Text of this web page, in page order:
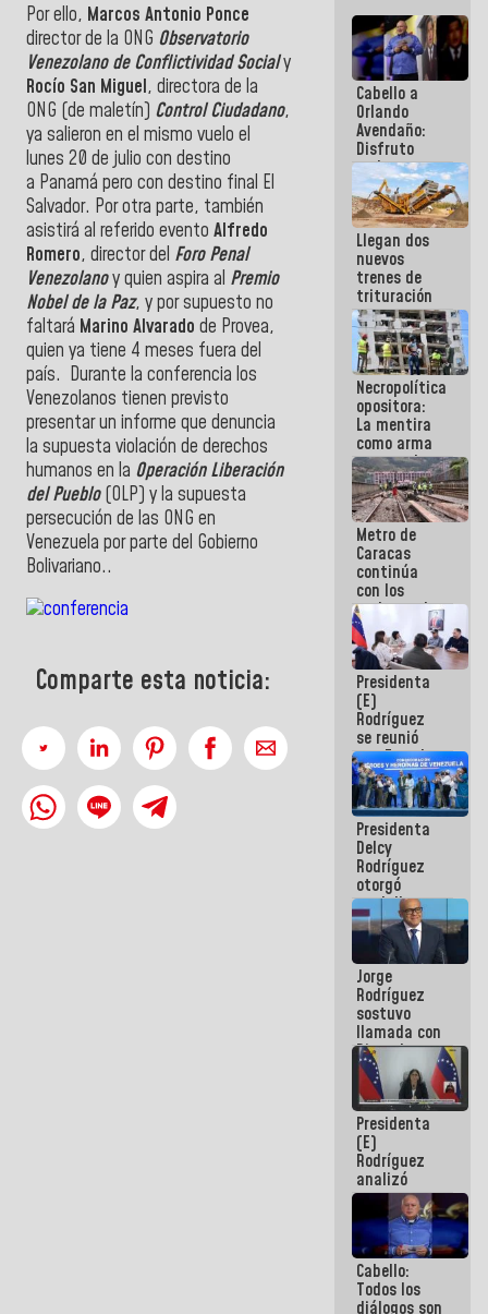
Por ello, Marcos Antonio Ponce
director de la ONG Observatorio
Venezolano de Conflictividad Socialy
Rocío San Miguel, directora de la
ONG (de maletín) Control Ciudadano,
ya salieron en el mismo vuelo el
lunes 20 de julio con destino
a Panamá pero con destino final El
Salvador. Por otra parte, también
asistirá al referido evento Alfredo
Romero, director del Foro Penal
Venezolanoy quien aspira al Premio
Nobel de la Paz, y por supuesto no
faltará Marino Alvarado de Provea,
quien ya tiene 4 meses fuera del
país. Durante la conferencia los
Venezolanos tienen previsto
presentar un informe que denuncia
la supuesta violación de derechos
humanos en la Operación Liberación
del Pueblo(OLP) y la supuesta
persecución de las ONG en
Venezuela por parte del Gobierno
Bolivariano..
Comparte esta noticia:
Cabello a
Orlando
Avendaño:
Disfruto
cada vez
que escribes
porque lo
que haces
es
embarrarla
Llegan dos
nuevos
trenes de
trituración
para
optimizar
manejo de
escombros
en La Guaira
Necropolítica
opositora:
La mentira
como arma
contra el
Pueblo
Metro de
Caracas
continúa
con los
trabajos de
mantenimiento
e inspección
en la Línea 2
Presidenta
(E)
Rodríguez
se reunió
con Estado
Mayor
Eléctrico
para
abordar
planes de
acción
Presidenta
Delcy
Rodríguez
otorgó
medalla
"Héroe de
Venezuela"
a servidores
públicos
Jorge
Rodríguez
sostuvo
llamada con
Dinorah
Figuera y
acuerdan
primer
encuentro
presencial
para el
diálogo
Presidenta
(E)
Rodríguez
analizó
junto a
gobernadores
planes de
recuperación
del Sistema
Eléctrico
Cabello:
Todos los
diálogos son